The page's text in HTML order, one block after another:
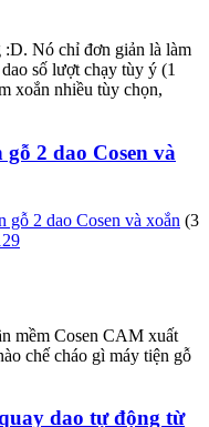
:D. Nó chỉ đơn giản là làm
số lượt chạy tùy ý (1
xoắn nhiều tùy chọn,
2 dao Cosen và
gỗ 2 dao Cosen và xoắn (3
mềm Cosen CAM xuất
chế cháo gì máy tiện gỗ
dao tự động từ